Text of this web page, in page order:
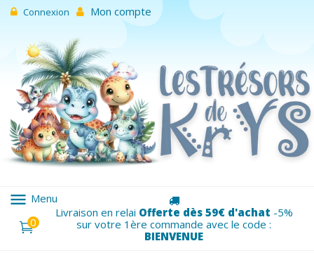
Connexion Mon compte
menu Menu
0
Livraison en relai Offerte dès 59€ d'achat -5%
sur votre 1ère commande avec le code :
BIENVENUE